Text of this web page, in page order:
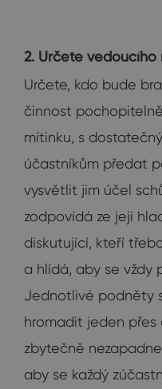
2. Určete vedoucího
Určete, kdo bude
činnost
mítinku, s
účastníkům předat
vysvětlit jim účel
zodpovídá ze její
diskutující, kteří
a hlídá, aby se vždy
Jednotlivé podněty
hromadit jeden přes
zbytečně
aby se každý